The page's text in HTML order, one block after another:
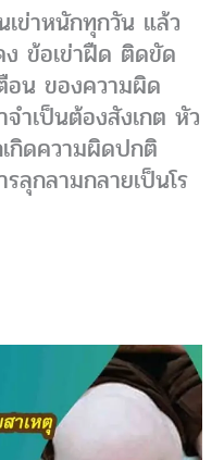
เข่าหนักทุกวัน แล้ว
ง ข้อเข่าฝืด ติดขัด
น ของความผิด
ำเป็นต้องสังเกต หัว
เกิดความผิดปกติ
ลุกลามกลายเป็นโร